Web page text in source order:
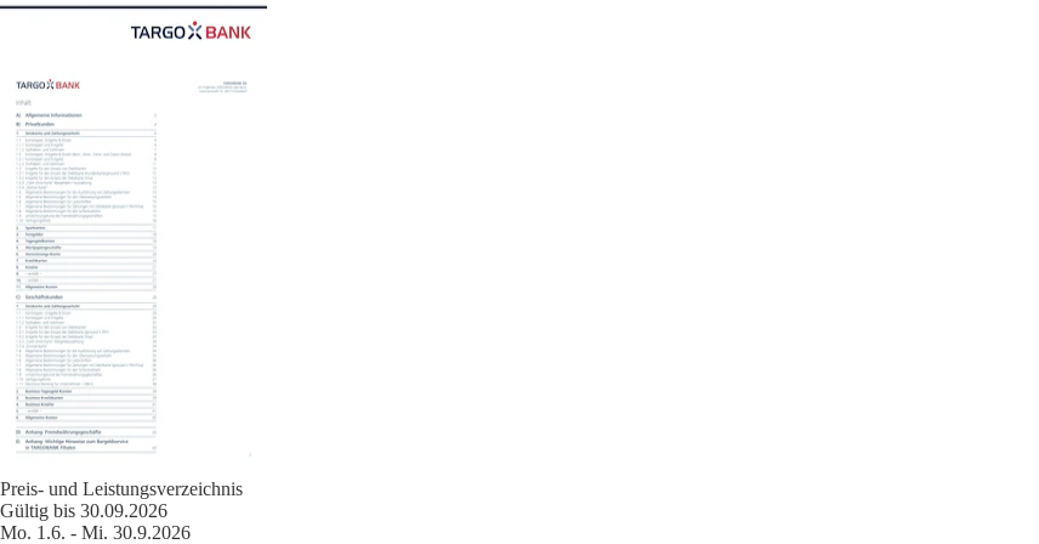
Preis- und Leistungsverzeichnis
Gültig bis 30.09.2026
Mo. 1.6. - Mi. 30.9.2026